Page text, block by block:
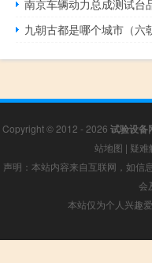
南京车辆动力总成测试台
九朝古都是哪个城市（六
Copyright © 2012 - 2026 试验设备
站地图 | 疑难
声明：本站内容来自互联网，如信
会
本站仅为个人兴趣